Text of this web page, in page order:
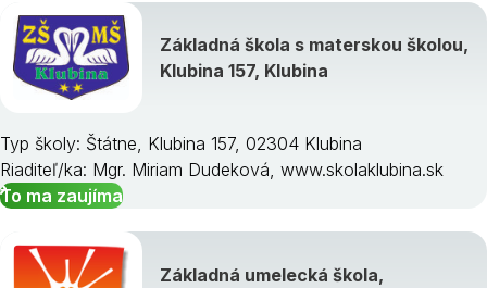
Základná škola s materskou školou,
Klubina 157, Klubina
Typ školy: Štátne, Klubina 157, 02304 Klubina
Riaditeľ/ka: Mgr. Miriam Dudeková, www.skolaklubina.sk
To ma zaujíma
Základná umelecká škola,